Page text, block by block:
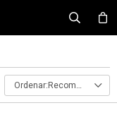
Recomendados